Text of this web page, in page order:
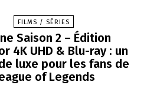
FILMS / SÉRIES
Saison 2 – Édition
4K UHD & Blu-ray : un
luxe pour les fans de
of Legends